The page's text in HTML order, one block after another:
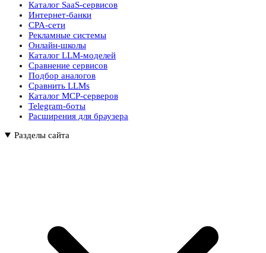
Каталог SaaS-сервисов
Интернет-банки
CPA-сети
Рекламные системы
Онлайн-школы
Каталог LLM-моделей
Сравнение сервисов
Подбор аналогов
Сравнить LLMs
Каталог MCP-серверов
Telegram-боты
Расширения для браузера
Разделы сайта